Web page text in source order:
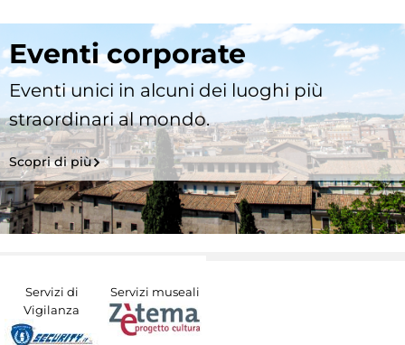
Eventi corporate
Eventi unici in alcuni dei luoghi più
straordinari al mondo.
Scopri di più
Servizi di
Vigilanza
Servizi museali